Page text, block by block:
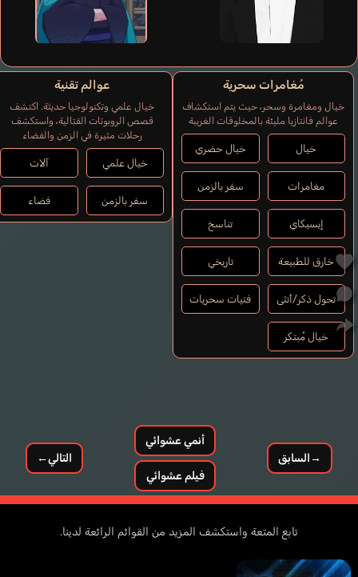
مُغامرات سحرية
خيال ومغامرة وسحر، حيث يتم استكشاف
عوالم فانتازيا مليئة بالمخلوقات الغريبة
خيال خيال حضري
مغامرات سفر بالزمن
إيسيكاي تناسخ
خارق للطبيعة تاريخي
تحول ذكر/أنثى فتيات سحريات
خيال مُبتكر
عوالم تقنية
خيال علمي وتكنولوجيا حديثة. اكتشف
قصص الروبوتات القتالية، واستكشف
رحلات مثيرة في الزمن والفضاء
خيال علمي آلات
سفر بالزمن فضاء
→السابق
أنمي عشوائي
فيلم عشوائي
التالي←
تابع المتعة واستكشف المزيد من القوائم الرائعة لدينا.